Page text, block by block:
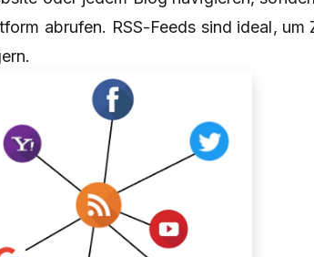
abrufen. RSS-Feeds sind ideal, um